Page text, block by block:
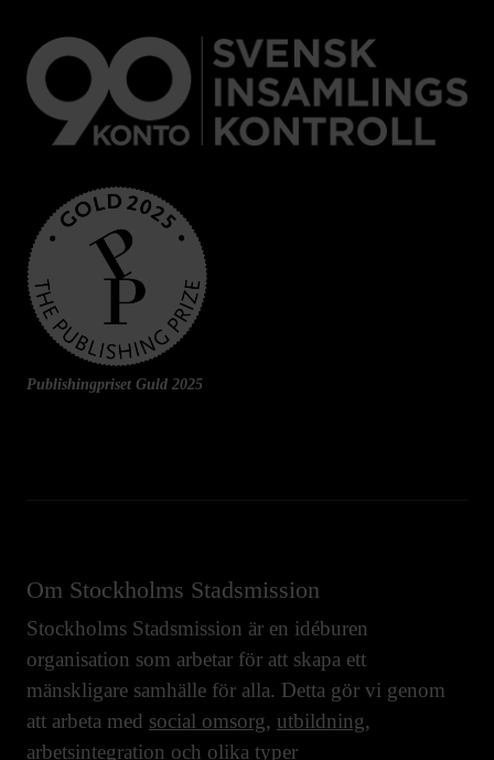
Publishingpriset Guld 2025
Om Stockholms Stadsmission
Stockholms Stadsmission är en idéburen
organisation som arbetar för att skapa ett
mänskligare samhälle för alla. Detta gör vi genom
att arbeta med social omsorg, utbildning,
arbetsintegration och olika typer